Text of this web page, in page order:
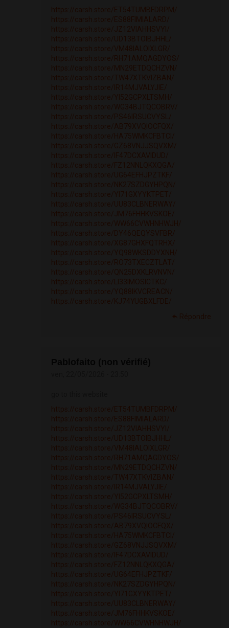
https://carsh.store/ET54TUMBFDRPM/
https://carsh.store/ES88FIMIALARD/
https://carsh.store/JZ12VIAHHSVYI/
https://carsh.store/UD13BTOIBJHHL/
https://carsh.store/VM48IALOIXLGR/
https://carsh.store/RH71AMQAGDYOS/
https://carsh.store/MN29ETDQCHZVN/
https://carsh.store/TW47XTKVIZBAN/
https://carsh.store/IR14MJVALYJIE/
https://carsh.store/YI52GCPXLTSMH/
https://carsh.store/WG34BJTQCOBRV/
https://carsh.store/PS46IRSUCVYSL/
https://carsh.store/AB79XVQIOCFQX/
https://carsh.store/HA75WMKCFBTCI/
https://carsh.store/GZ68VNJJSQVXM/
https://carsh.store/IF47DCXAVIDUD/
https://carsh.store/FZ12NNLQKXQGA/
https://carsh.store/UG64EFHJPZTKF/
https://carsh.store/NK27SZDGYHPQN/
https://carsh.store/YI71GXYYKTPET/
https://carsh.store/UU83CLBNERWAY/
https://carsh.store/JM76FHHKVSKOE/
https://carsh.store/WW66CVWHNHWJH/
https://carsh.store/DY46QEQYSVFBR/
https://carsh.store/XG87GHXFQTRHX/
https://carsh.store/YQ98WKSDDYXNH/
https://carsh.store/RO73TXECZTLAT/
https://carsh.store/QN25DXKLRVNVN/
https://carsh.store/LI33IMOSICTKC/
https://carsh.store/YQ88IKVCREACN/
https://carsh.store/KJ74YUGBXLFDE/
Répondre
https://carsh.store/ET54TUMBFDRPM/
https://carsh.store/ES88FIMIALARD/
https://carsh.store/JZ12VIAHHSVYI/
https://carsh.store/UD13BTOIBJHHL/
https://carsh.store/VM48IALOIXLGR/
https://carsh.store/RH71AMQAGDYOS/
https://carsh.store/MN29ETDQCHZVN/
https://carsh.store/TW47XTKVIZBAN/
https://carsh.store/IR14MJVALYJIE/
https://carsh.store/YI52GCPXLTSMH/
https://carsh.store/WG34BJTQCOBRV/
https://carsh.store/PS46IRSUCVYSL/
https://carsh.store/AB79XVQIOCFQX/
https://carsh.store/HA75WMKCFBTCI/
https://carsh.store/GZ68VNJJSQVXM/
https://carsh.store/IF47DCXAVIDUD/
https://carsh.store/FZ12NNLQKXQGA/
https://carsh.store/UG64EFHJPZTKF/
https://carsh.store/NK27SZDGYHPQN/
https://carsh.store/YI71GXYYKTPET/
https://carsh.store/UU83CLBNERWAY/
https://carsh.store/JM76FHHKVSKOE/
https://carsh.store/WW66CVWHNHWJH/